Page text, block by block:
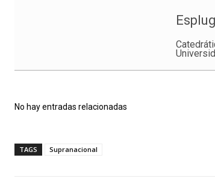
No hay entradas relacionadas
TAGS Supranacional